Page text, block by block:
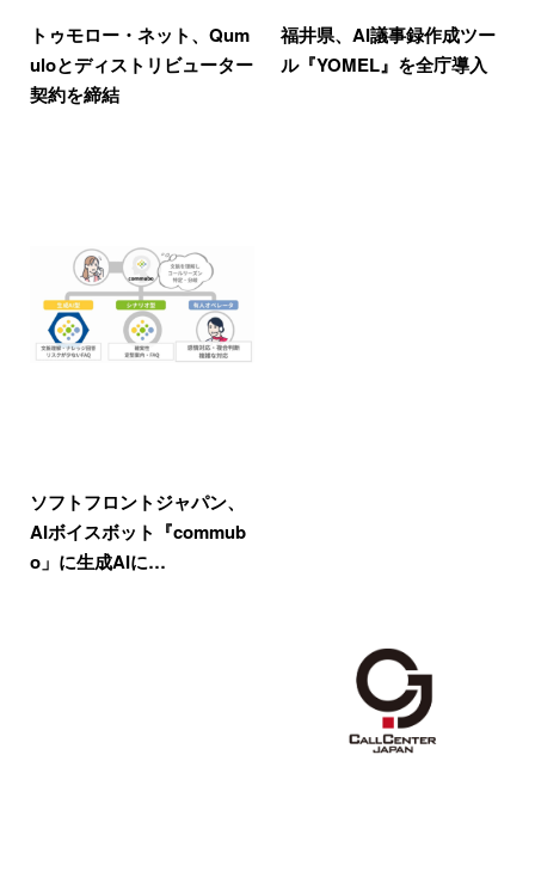
トゥモロー・ネット、Qum
uloとディストリビューター
契約を締結
福井県、AI議事録作成ツー
ル『YOMEL』を全庁導入
ソフトフロントジャパン、
AIボイスボット『commub
o」に生成AIに…